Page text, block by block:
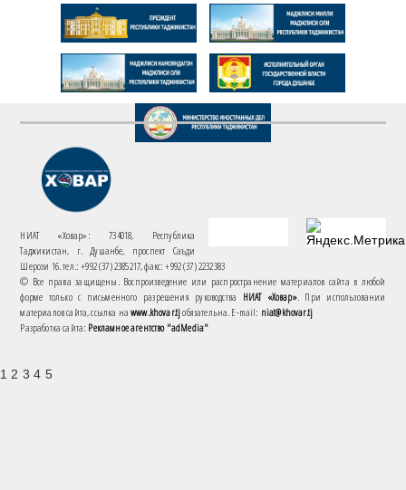
НИАТ «Ховар»: 734018, Республика
Таджикистан, г. Душанбе, проспект Саъди
Шерози 16. тел.: +992 (37) 2385217, факс: +992 (37) 2232383
© Все права защищены. Воспроизведение или распространение материалов сайта в любой
форме только с письменного разрешения руководства НИАТ «Ховар». При использовании
материалов сайта, ссылка наwww.khovar.tjобязательна. E-mail: niat@khovar.tj
Разработка сайта: Рекламное агентство "adMedia"
1 2 3 4 5